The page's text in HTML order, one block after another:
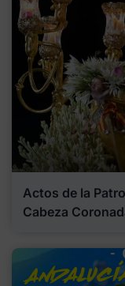
Actos de la
Cabeza